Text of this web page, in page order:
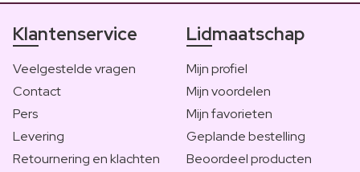
Klantenservice
Veelgestelde vragen
Contact
Pers
Levering
Retournering en klachten
Lidmaatschap
Mijn profiel
Mijn voordelen
Mijn favorieten
Geplande bestelling
Beoordeel producten